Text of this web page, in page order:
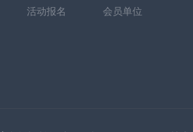
活动报名
会员单位